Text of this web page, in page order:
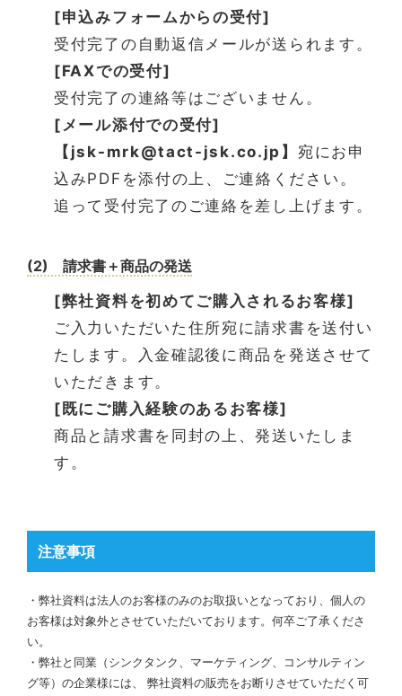
[申込みフォームからの受付]
受付完了の自動返信メールが送られます。
[FAXでの受付]
受付完了の連絡等はございません。
[メール添付での受付]
【jsk-mrk@tact-jsk.co.jp】 宛にお申
込みPDFを添付の上、ご連絡ください。
追って受付完了のご連絡を差し上げます。
(2) 請求書＋商品の発送
[弊社資料を初めてご購入されるお客様]
ご入力いただいた住所宛に請求書を送付い
たします。入金確認後に商品を発送させて
いただきます。
[既にご購入経験のあるお客様]
商品と請求書を同封の上、発送いたしま
す。
注意事項
・弊社資料は法人のお客様のみのお取扱いとなっており、個人の
お客様は対象外とさせていただいております。何卒ご了承くださ
い。
・弊社と同業（シンクタンク、マーケティング、コンサルティン
グ等）の企業様には、 弊社資料の販売をお断りさせていただく可